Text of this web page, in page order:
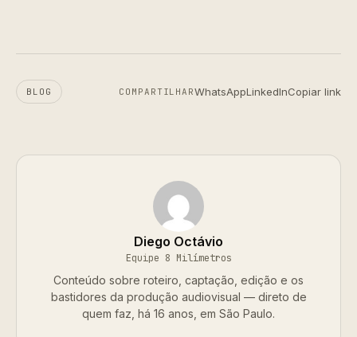
BLOG COMPARTILHARWhatsAppLinkedInCopiar link
Diego Octávio
Equipe 8 Milímetros
Conteúdo sobre roteiro, captação, edição e os
bastidores da produção audiovisual — direto de
quem faz, há 16 anos, em São Paulo.